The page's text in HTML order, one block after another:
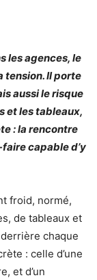
les agences, le
tension. Il porte
aussi le risque
et les tableaux,
: la rencontre
capable d’y
froid, normé,
de tableaux et
chaque
: celle d’une
et d’un